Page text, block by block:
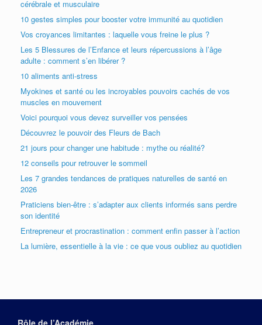
cérébrale et musculaire
10 gestes simples pour booster votre immunité au quotidien
Vos croyances limitantes : laquelle vous freine le plus ?
Les 5 Blessures de l’Enfance et leurs répercussions à l’âge
adulte : comment s’en libérer ?
10 aliments anti-stress
Myokines et santé ou les incroyables pouvoirs cachés de vos
muscles en mouvement
Voici pourquoi vous devez surveiller vos pensées
Découvrez le pouvoir des Fleurs de Bach
21 jours pour changer une habitude : mythe ou réalité?
12 conseils pour retrouver le sommeil
Les 7 grandes tendances de pratiques naturelles de santé en
2026
Praticiens bien-être : s’adapter aux clients informés sans perdre
son identité
Entrepreneur et procrastination : comment enfin passer à l’action
La lumière, essentielle à la vie : ce que vous oubliez au quotidien